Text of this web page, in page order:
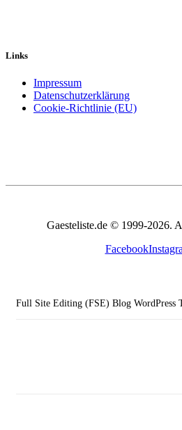
Links
Impressum
Datenschutzerklärung
Cookie-Richtlinie (EU)
Gaesteliste.de © 1999-2026.
Facebook
Full Site Editing (FSE) Blog WordPress